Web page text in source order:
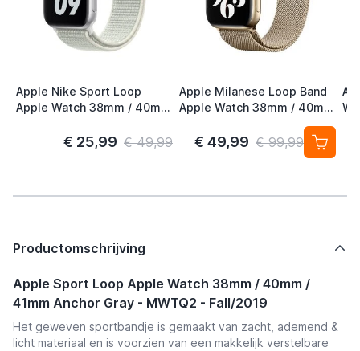
Apple Nike Sport Loop
Apple Watch 38mm / 40mm
€ 25,99 € 49,99
Apple Milanese Loop Band
Apple Watch 38mm / 40mm
/ 41mm / 42mm Gold (2nd
Gen)€ 49,99 € 99,99
Productomschrijving
Apple Sport Loop Apple Watch 38mm / 40mm /
41mm Anchor Gray - MWTQ2 - Fall/2019
Het geweven sportbandje is gemaakt van zacht, ademend &
licht materiaal en is voorzien van een makkelijk verstelbare